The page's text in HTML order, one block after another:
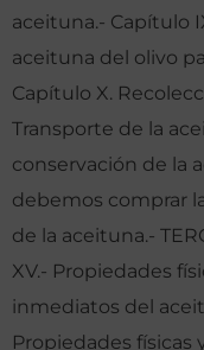
aceituna.- Capítulo
aceituna del olivo
Capítulo X.
Transporte de la
conservación de la
debemos comprar
de la aceituna.-
XV.- Propiedades
inmediatos del
Propiedades físicas